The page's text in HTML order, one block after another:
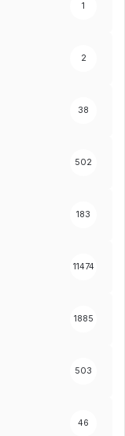
1
2
38
502
183
11474
1885
503
46